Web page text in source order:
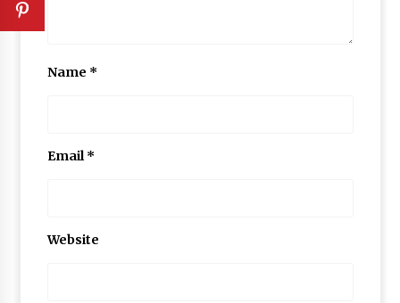
Name *
Email*
Website